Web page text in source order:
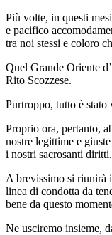
Più volte, in questi
e pacifico
tra noi stessi e coloro
Quel Grande Oriente
Rito Scozzese.
Purtroppo, tutto è stato
Proprio ora, pertanto,
nostre legittime e
i nostri sacrosanti diritti.
A brevissimo si riunirà
linea di condotta da
bene da questo
Ne usciremo insieme,